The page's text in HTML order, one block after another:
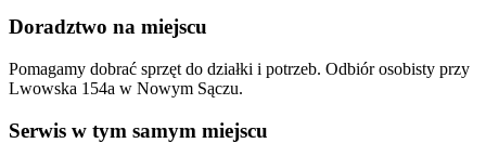
Doradztwo na miejscu
Pomagamy dobrać sprzęt do działki i potrzeb. Odbiór osobisty przy
Lwowska 154a w Nowym Sączu.
Serwis w tym samym miejscu